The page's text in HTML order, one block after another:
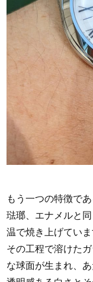
もう一つの特徴で
琺瑯、エナメルと
温で焼き上げていま
その工程で溶けた
な球面が生まれ、